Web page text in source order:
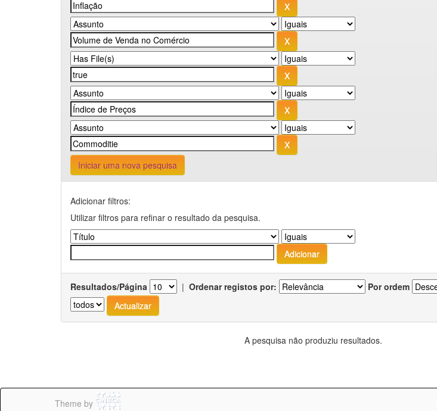
Iniciar uma nova pesquisa
Adicionar filtros:
Utilizar filtros para refinar o resultado da pesquisa.
Resultados/Página | Ordenar registos por: Por ordem
A pesquisa não produziu resultados.
Theme by